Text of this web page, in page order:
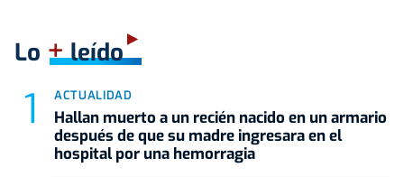
Lo +leído
ACTUALIDAD
Hallan muerto a un recién nacido en un armario
después de que su madre ingresara en el
hospital por una hemorragia